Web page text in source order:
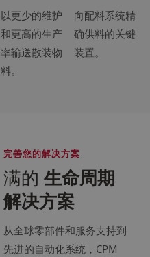
以更少的维护
和更高的生产
率输送散装物
料。
向配料系统精
确供料的关键
装置。
完善您的解决方案
满的 生命周期
解决方案
从全球零部件和服务支持到
先进的自动化系统，CPM